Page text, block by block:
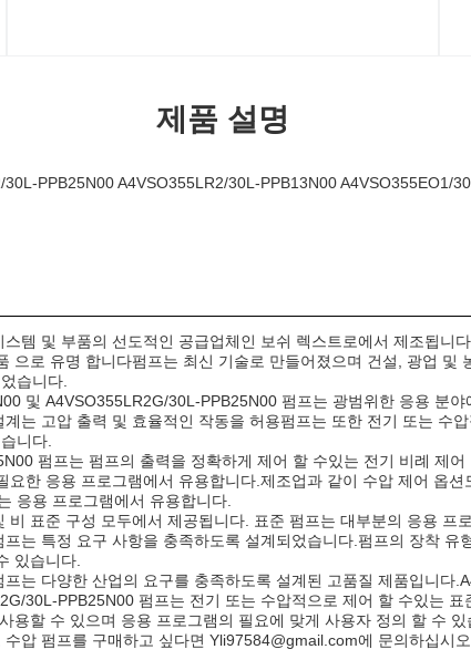
제품 설명
PPB25N00 A4VSO355LR2/30L-PPB13N00 A4VSO355EO1/
템 및 부품의 선도적인 공급업체인 보쉬 렉스트로에서 제조됩니
으로 유명 합니다펌프는 최신 기술로 만들어졌으며 건설, 광업 및
습니다.
및 A4VSO355LR2G/30L-PPB25N00 펌프는 광범위한 응용 분
는 고압 출력 및 효율적인 작동을 허용펌프는 또한 전기 또는 수
니다.
펌프는 펌프의 출력을 정확하게 제어 할 수있는 전기 비례 제
요한 응용 프로그램에서 유용합니다.제조업과 같이 수압 제어 옵
응용 프로그램에서 유용합니다.
비 표준 구성 모두에서 제공됩니다. 표준 펌프는 대부분의 응용 프
는 특정 요구 사항을 충족하도록 설계되었습니다.펌프의 장착 유
있습니다.
는 다양한 산업의 요구를 충족하도록 설계된 고품질 제품입니다
30L-PPB25N00 펌프는 전기 또는 수압적으로 제어 할 수있는
용할 수 있으며 응용 프로그램의 필요에 맞게 사용자 정의 할 수 있
압 펌프를 구매하고 싶다면 Yli97584@gmail.com에 문의하십시